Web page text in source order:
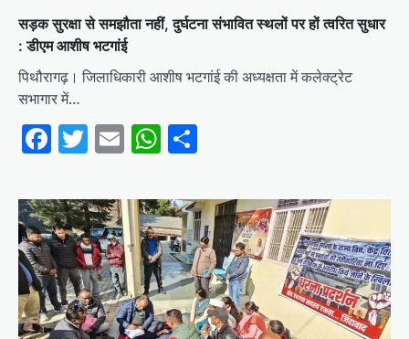
सड़क सुरक्षा से समझौता नहीं, दुर्घटना संभावित स्थलों पर हों त्वरित सुधार
: डीएम आशीष भटगांई
पिथौरागढ़। जिलाधिकारी आशीष भटगांई की अध्यक्षता में कलेक्ट्रेट
सभागार में…
Facebook
Twitter
EmailWhatsApp